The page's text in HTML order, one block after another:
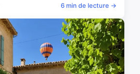
6 min de lecture →